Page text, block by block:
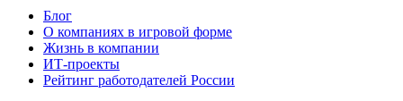
Блог
О компаниях в игровой форме
Жизнь в компании
ИТ-проекты
Рейтинг работодателей России